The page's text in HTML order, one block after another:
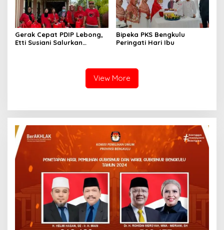
Gerak Cepat PDIP Lebong,
Etti Susiani Salurkan
Bipeka PKS Bengkulu
Peringati Hari Ibu
View More